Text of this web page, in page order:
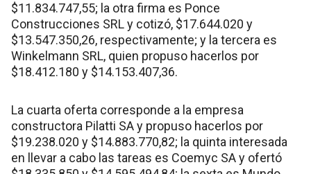
$11.834.747,55; la otra firma es Ponce
Construcciones SRL y cotizó, $17.644.020 y
$13.547.350,26, respectivamente; y la tercera es
Winkelmann SRL, quien propuso hacerlos por
$18.412.180 y $14.153.407,36.
La cuarta oferta corresponde a la empresa
constructora Pilatti SA y propuso hacerlos por
$19.238.020 y $14.883.770,82; la quinta interesada
en llevar a cabo las tareas es Coemyc SA y ofertó